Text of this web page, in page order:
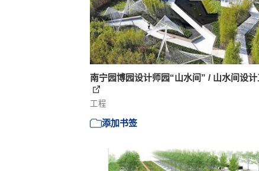
南宁园博园设计师园“山水间” / 山水间设
工程
添加书签